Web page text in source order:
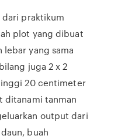
dari praktikum
plot yang dibuat
yang sama
juga 2 x 2
20 centimeter
ditanami tanman
output dari
buah